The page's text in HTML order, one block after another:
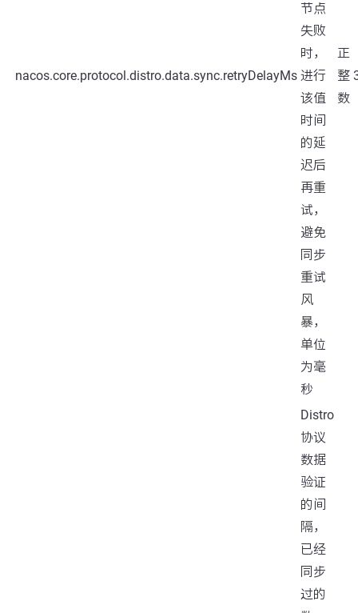
nacos.core.protocol.distro.data.sync.retryDelayMs
节点
失败
时，
进行
该值
时间
的延
迟后
再重
试，
避免
同步
重试
风
暴，
单位
为毫
秒
正
整
数
Distro
协议
数据
验证
的间
隔，
已经
同步
过的